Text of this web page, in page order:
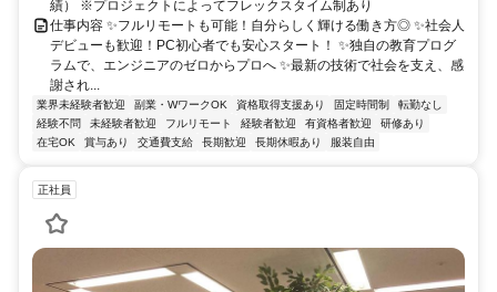
績） ※プロジェクトによってフレックスタイム制あり
仕事内容 ✨フルリモートも可能！自分らしく輝ける働き方◎ ✨社会人
デビューも歓迎！PC初心者でも安心スタート！ ✨独自の教育プログ
ラムで、エンジニアのゼロからプロへ ✨最新の技術で社会を支え、感
謝され...
業界未経験者歓迎 副業・WワークOK 資格取得支援あり 固定時間制
転勤なし
経験不問
未経験者歓迎 フルリモート 経験者歓迎 有資格者歓迎
研修あり
在宅OK
賞与あり 交通費支給 長期歓迎 長期休暇あり 服装自由
正社員